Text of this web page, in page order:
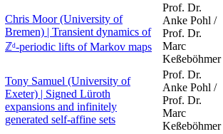
Chris Moor (University of
Bremen) | Transient dynamics of
ℤᵈ-periodic lifts of Markov maps
Prof. Dr.
Anke Pohl /
Prof. Dr.
Marc
Keßeböhmer
Tony Samuel (University of
Exeter) | Signed Lüroth
expansions and infinitely
generated self-affine sets
Prof. Dr.
Anke Pohl /
Prof. Dr.
Marc
Keßeböhmer